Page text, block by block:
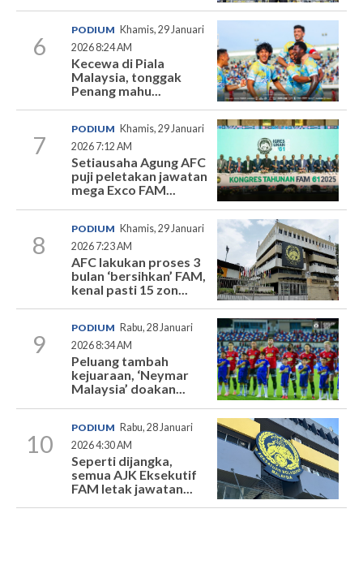
6
PODIUM Khamis, 29 Januari
2026 8:24 AM
Kecewa di Piala
Malaysia, tonggak
Penang mahu...
7
PODIUM Khamis, 29 Januari
2026 7:12 AM
Setiausaha Agung AFC
puji peletakan jawatan
mega Exco FAM...
8
PODIUM Khamis, 29 Januari
2026 7:23 AM
AFC lakukan proses 3
bulan ‘bersihkan’ FAM,
kenal pasti 15 zon...
9
PODIUM Rabu, 28 Januari
2026 8:34 AM
Peluang tambah
kejuaraan, ‘Neymar
Malaysia’ doakan...
10
PODIUM Rabu, 28 Januari
2026 4:30 AM
Seperti dijangka,
semua AJK Eksekutif
FAM letak jawatan...